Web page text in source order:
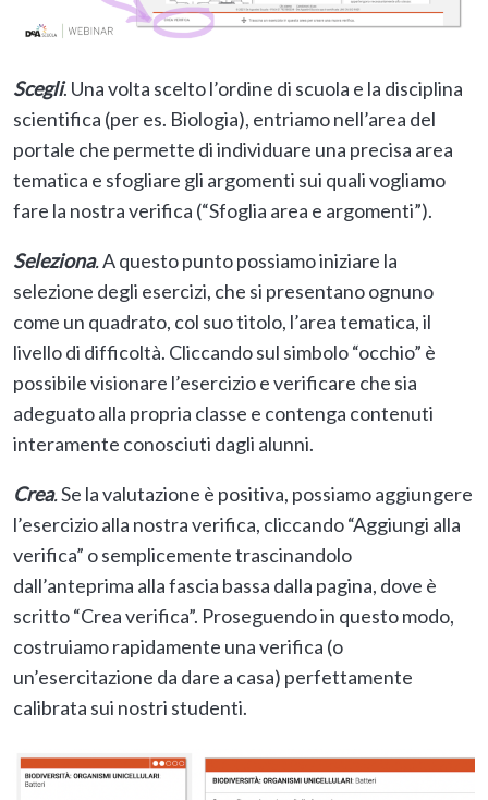
Scegli. Una volta scelto l’ordine di scuola e la disciplina
scientifica (per es. Biologia), entriamo nell’area del
portale che permette di individuare una precisa area
tematica e sfogliare gli argomenti sui quali vogliamo
fare la nostra verifica (“Sfoglia area e argomenti”).
Seleziona.A questo punto possiamo iniziare la
selezione degli esercizi, che si presentano ognuno
come un quadrato, col suo titolo, l’area tematica, il
livello di difficoltà. Cliccando sul simbolo “occhio” è
possibile visionare l’esercizio e verificare che sia
adeguato alla propria classe e contenga contenuti
interamente conosciuti dagli alunni.
Crea.Se la valutazione è positiva, possiamo aggiungere
l’esercizio alla nostra verifica, cliccando “Aggiungi alla
verifica” o semplicemente trascinandolo
dall’anteprima alla fascia bassa dalla pagina, dove è
scritto “Crea verifica”. Proseguendo in questo modo,
costruiamo rapidamente una verifica (o
un’esercitazione da dare a casa) perfettamente
calibrata sui nostri studenti.